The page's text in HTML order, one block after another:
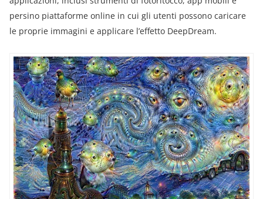
persino piattaforme online in cui gli utenti possono caricare
le proprie immagini e applicare l’effetto DeepDream.